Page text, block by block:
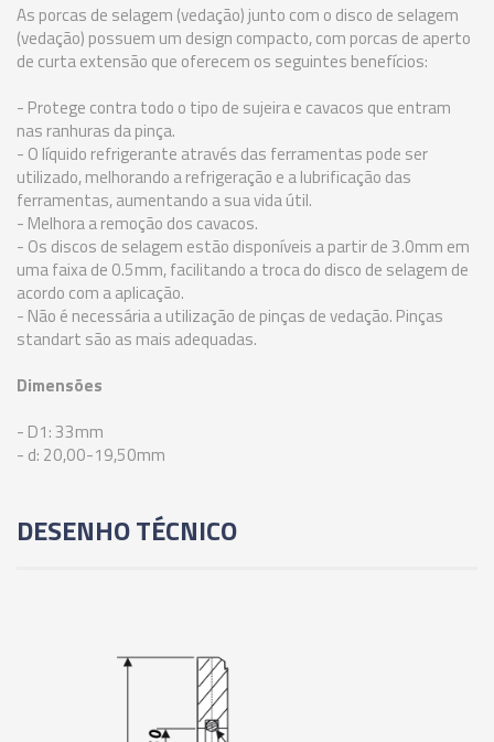
02732 - ANEL DE VEDAÇÃO PARA PINÇA ER-40 -
9,00-8,50MM
02733 - ANEL DE VEDAÇÃO PARA PINÇA ER-40 -
9,50-9,00MM
02734 - ANEL DE VEDAÇÃO PARA PINÇA ER-40 -
10,00-9,50MM
02735 - ANEL DE VEDAÇÃO PARA PINÇA ER-40 -
10,50-10,00MM
02736 - ANEL DE VEDAÇÃO PARA PINÇA ER-40 -
11,00-10,50MM
02737 - ANEL DE VEDAÇÃO PARA PINÇA ER-40 -
02738 - ANEL DE VEDAÇÃO PARA PINÇA ER-40 -
02740 - ANEL DE VEDAÇÃO PARA PINÇA ER-40 -
13,00-12,50MM
As porcas de selagem (vedação) junto com o disco de selagem
(vedação) possuem um design compacto, com porcas de aperto
de curta extensão que oferecem os seguintes benefícios:
- Protege contra todo o tipo de sujeira e cavacos que entram
nas ranhuras da pinça.
- O líquido refrigerante através das ferramentas pode ser
utilizado, melhorando a refrigeração e a lubrificação das
ferramentas, aumentando a sua vida útil.
- Melhora a remoção dos cavacos.
- Os discos de selagem estão disponíveis a partir de 3.0mm em
uma faixa de 0.5mm, facilitando a troca do disco de selagem de
acordo com a aplicação.
- Não é necessária a utilização de pinças de vedação. Pinças
standart são as mais adequadas.
Dimensões
- D1: 33mm
- d: 20,00-19,50mm
DESENHO TÉCNICO